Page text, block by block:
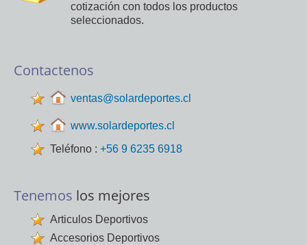
cotización con todos los productos
seleccionados.
Contactenos
ventas@solardeportes.cl
www.solardeportes.cl
Teléfono : +56 9 6235 6918
Tenemos los mejores
Articulos Deportivos
Accesorios Deportivos